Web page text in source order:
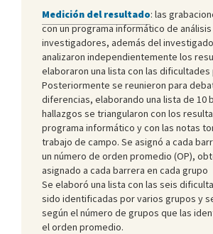
Medición del resultado: las
con un programa informático de
investigadores, además del
analizaron independientemente los
elaboraron una lista con las dificultades
Posteriormente se reunieron para
diferencias, elaborando una lista de 10
hallazgos se triangularon con los
programa informático y con las notas
trabajo de campo. Se asignó a cada
un número de orden promedio (OP),
asignado a cada barrera en cada grupo
Se elaboró una lista con las seis
sido identificadas por varios grupos y
según el número de grupos que las
el orden promedio.